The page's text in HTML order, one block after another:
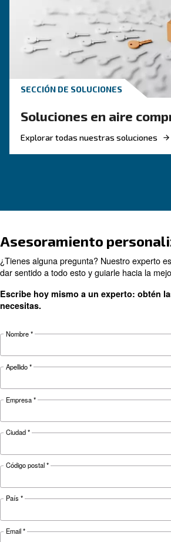
CONOZCA EL AIRE
Herramientas
monitorización
de aire para una
inteligente
herramientas de
¿Busca el